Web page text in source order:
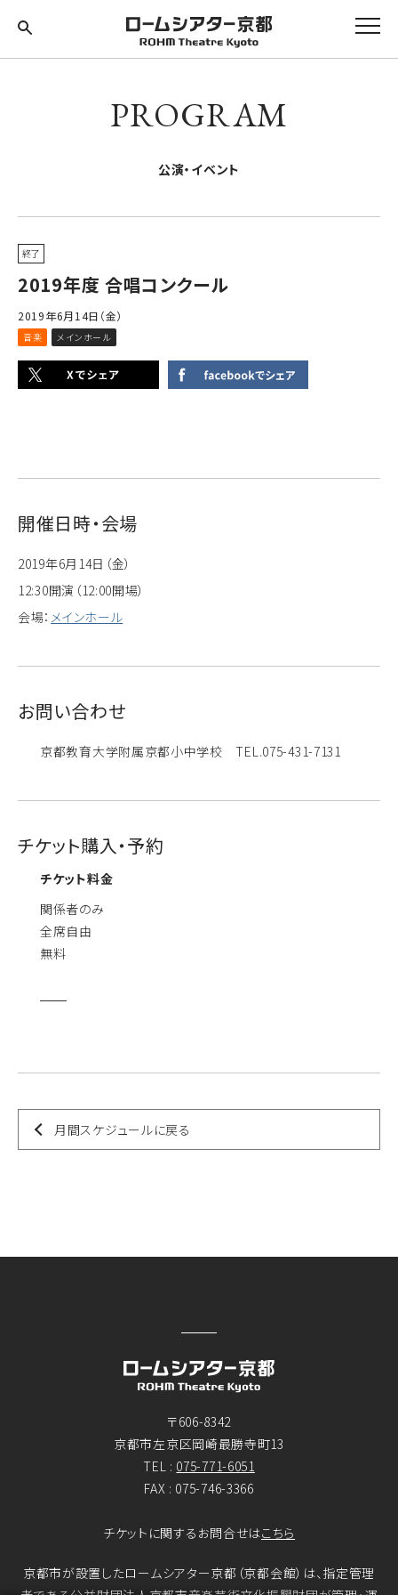
PROGRAM
公演・イベント
終了
2019年度 合唱コンクール
2019年6月14日（金）
音楽 メインホール
開催日時・会場
2019年6月14日（金）
12:30開演（12:00開場）
会場： メインホール
お問い合わせ
京都教育大学附属京都小中学校 TEL.075-431-7131
チケット購入・予約
チケット料金
関係者のみ
全席自由
無料
月間スケジュールに戻る
〒606-8342
京都市左京区岡崎最勝寺町13
TEL : 075-771-6051
FAX : 075-746-3366
チケットに関するお問合せはこちら
京都市が設置したロームシアター京都（京都会館）は、指定管理